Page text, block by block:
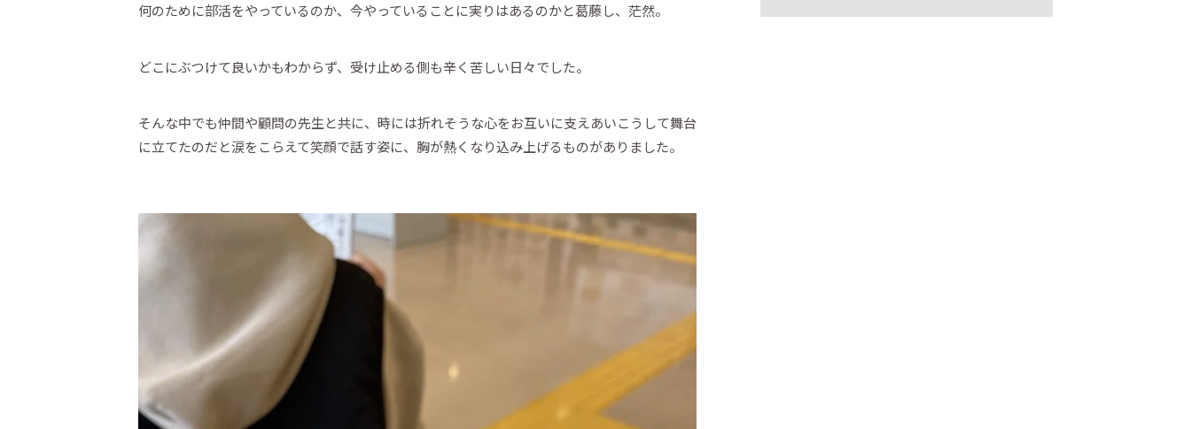
何のために部活をやっているのか、今やっていることに実りはあるのかと葛藤し、茫然。
どこにぶつけて良いかもわからず、受け止める側も辛く苦しい日々でした。
そんな中でも仲間や顧問の先生と共に、時には折れそうな心をお互いに支えあいこうして舞台
に立てたのだと涙をこらえて笑顔で話す姿に、胸が熱くなり込み上げるものがありました。